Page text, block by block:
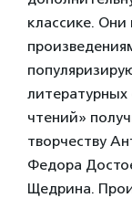
классике.
литературных
чтений»
творчеству
Федора
Щедрина.